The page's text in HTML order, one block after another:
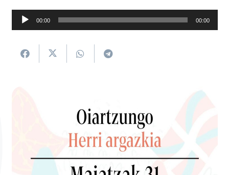
Soinu
erreproduzigailua
00:00 00:00